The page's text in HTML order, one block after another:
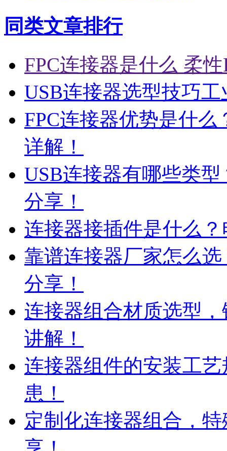
同类文章排行
FPC连接器是什么 柔
USB连接器选型技巧
FPC连接器优势是什
详解！
USB连接器有哪些类
分享！
连接器接插件是什么
靠谱连接器厂家怎么
分享！
连接器组合材质选型
讲解！
连接器组件的安装工
患！
定制化连接器组合，